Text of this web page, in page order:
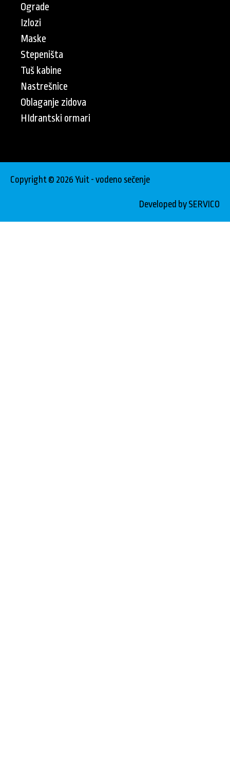
Ograde
Izlozi
Maske
Stepeništa
Tuš kabine
Nastrešnice
Oblaganje zidova
HIdrantski ormari
Copyright © 2026 Yuit - vodeno sečenje
Developed by SERVICO